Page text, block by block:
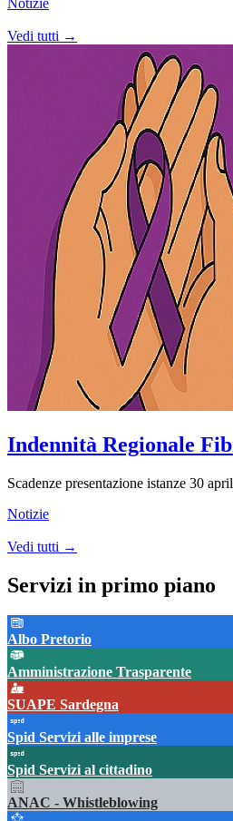
Vedi tutti →
Indennità Regionale
Scadenze presentazione istanze 30
Notizie
Vedi tutti →
Servizi in primo piano
Albo Pretorio
Amministrazione Trasparente
SUAPE Sardegna
Spid Servizi alle imprese
Spid Servizi al cittadino
ANAC - Whistleblowing